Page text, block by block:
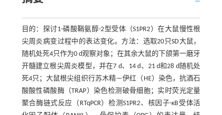
目的：探讨1-磷酸鞘氨醇-2型受体（S1PR2）在大鼠慢性根
尖周炎病变过程中的表达变化。方法：选取20只SD大鼠，
随机处死4只作为0 d观察对象；在其余大鼠的下颌第一磨牙
开髓建立根尖周炎模型，并在7 d、14 d、21 d和28 d随机处
死4只；大鼠根尖组织行苏木精—伊红（HE）染色，抗酒石
酸酸性磷酸酶（TRAP）染色检测破骨细胞；实时荧光定量
聚合酶链式反应（RTqPCR）检测S1PR2、核因子-κB受体活